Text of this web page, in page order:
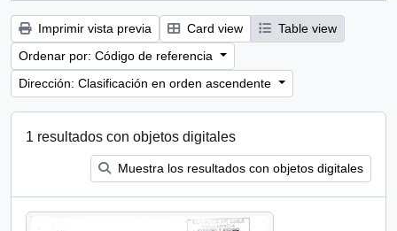
Imprimir vista previa Card view
Table view
Ordenar por: Código de referencia
Dirección: Clasificación en orden ascendente
1 resultados con objetos digitales
Muestra los resultados con objetos digitales